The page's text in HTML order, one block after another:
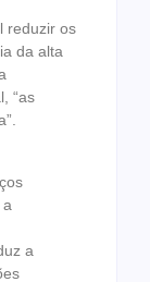
reduzir os
da alta
“as
a